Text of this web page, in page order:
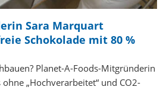
Sara Marquart
Schokolade mit 80 %
Planet-A-Foods-Mitgründerin
„Hochverarbeitet“ und CO2-